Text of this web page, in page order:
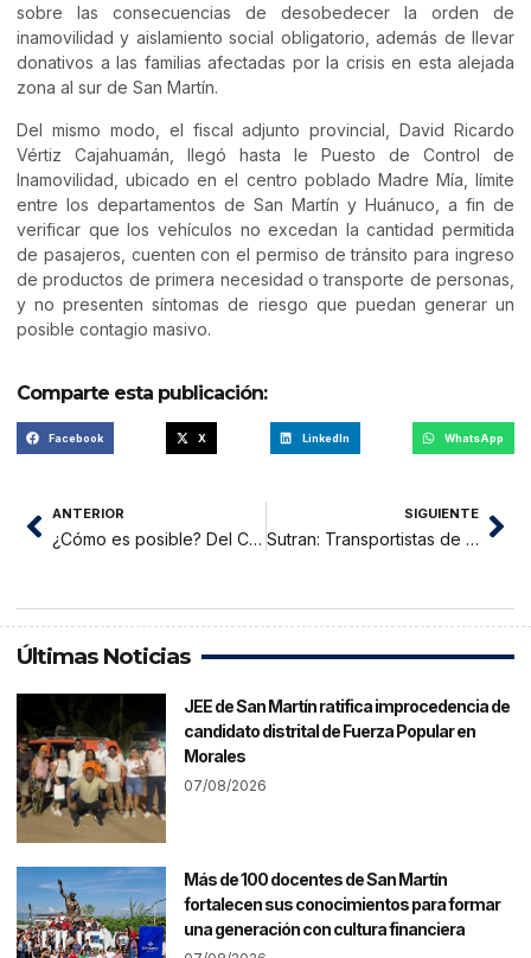
sobre las consecuencias de desobedecer la orden de
inamovilidad y aislamiento social obligatorio, además de llevar
donativos a las familias afectadas por la crisis en esta alejada
zona al sur de San Martín.
Del mismo modo, el fiscal adjunto provincial, David Ricardo
Vértiz Cajahuamán, llegó hasta le Puesto de Control de
Inamovilidad, ubicado en el centro poblado Madre Mía, límite
entre los departamentos de San Martín y Huánuco, a fin de
verificar que los vehículos no excedan la cantidad permitida
de pasajeros, cuenten con el permiso de tránsito para ingreso
de productos de primera necesidad o transporte de personas,
y no presenten síntomas de riesgo que puedan generar un
posible contagio masivo.
Comparte esta publicación:
Facebook X LinkedIn WhatsApp
ANTERIOR
¿Cómo es posible? Del COVID-19 y otros virus
SIGUIENTE
Sutran: Transportistas de carga y mercancías están prohibidos de trasladar a personas
Últimas Noticias
JEE de San Martín ratifica improcedencia de
candidato distrital de Fuerza Popular en
Morales
07/08/2026
Más de 100 docentes de San Martín
fortalecen sus conocimientos para formar
una generación con cultura financiera